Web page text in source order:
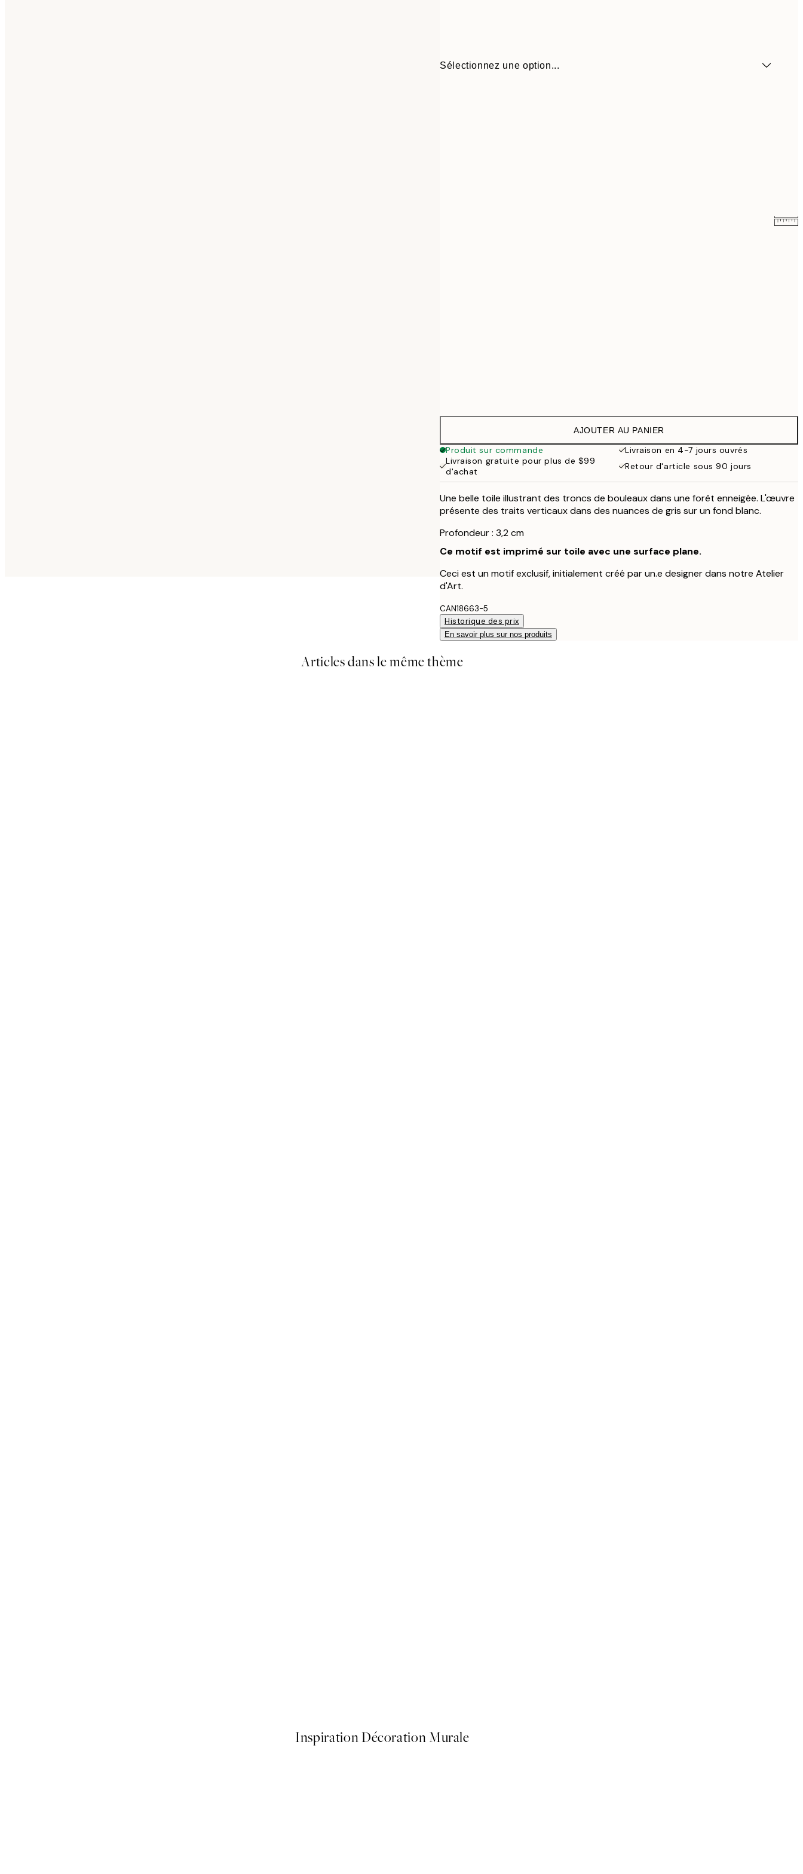
Sélectionnez une option...
AJOUTER AU PANIER
Produit sur commande
Livraison en 4-7 jours ouvrés
Livraison gratuite pour plus de $99
d'achat
Retour d'article sous 90 jours
Une belle toile illustrant des troncs de bouleaux dans une forêt enneigée. L'œuvre
présente des traits verticaux dans des nuances de gris sur un fond blanc.
Profondeur : 3,2 cm
Ce motif est imprimé sur toile avec une surface plane.
Ceci est un motif exclusif, initialement créé par un.e designer dans notre Atelier
d'Art.
CAN18663-5
Historique des prix
En savoir plus sur nos produits
Articles dans le même thème
Inspiration Décoration Murale